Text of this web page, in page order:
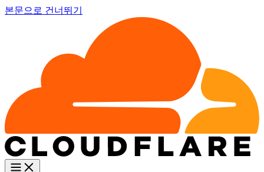
본문으로 건너뛰기